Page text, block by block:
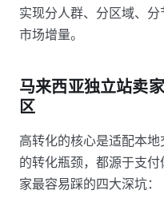
实现分人群、分区域、
市场增量。
马来西亚独立站卖
区
高转化的核心是适配本
的转化瓶颈，都源于支
家最容易踩的四大深坑：